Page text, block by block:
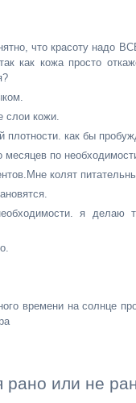
что красоту надо
как кожа просто
слои кожи.
плотности. как бы
месяцев по
колят
я делаю
времени на солнце
рано или не